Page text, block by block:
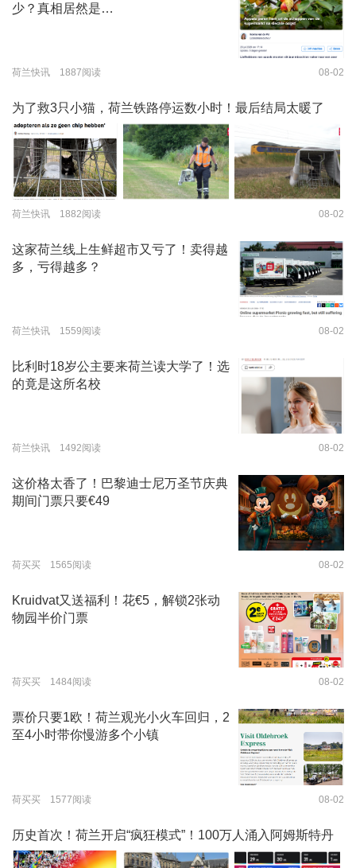
少？真相居然是…
荷兰快讯 1887阅读 08-02
为了救3只小猫，荷兰铁路停运数小时！最后结局太暖了
荷兰快讯 1882阅读 08-02
这家荷兰线上生鲜超市又亏了！卖得越
多，亏得越多？
荷兰快讯 1559阅读 08-02
比利时18岁公主要来荷兰读大学了！选
的竟是这所名校
荷兰快讯 1492阅读 08-02
这价格太香了！巴黎迪士尼万圣节庆典
期间门票只要€49
荷买买 1565阅读 08-02
Kruidvat又送福利！花€5，解锁2张动
物园半价门票
荷买买 1484阅读 08-02
票价只要1欧！荷兰观光小火车回归，2
至4小时带你慢游多个小镇
荷买买 1577阅读 08-02
历史首次！荷兰开启“疯狂模式”！100万人涌入阿姆斯特丹